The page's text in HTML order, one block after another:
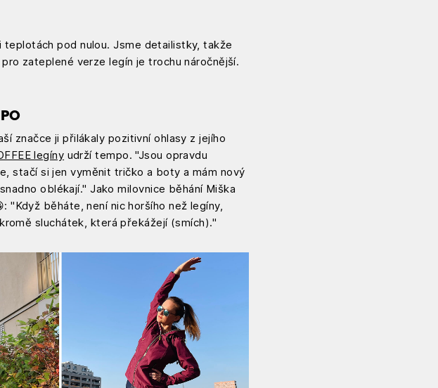
pod nulou. Jsme detailistky, takže
zateplené verze legín je trochu náročnější.
značce ji přilákaly pozitivní ohlasy z jejího
legíny udrží tempo. "Jsou opravdu
stačí si jen vyměnit tričko a boty a mám nový
oblékají." Jako milovnice běhání Miška
"Když běháte, není nic horšího než legíny,
sluchátek, která překážejí (smích)."